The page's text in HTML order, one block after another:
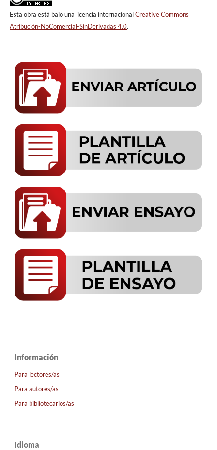
Esta obra está bajo una licencia internacionalCreative Commons
Atribución-NoComercial-SinDerivadas 4.0.
Información
Para lectores/as
Para autores/as
Para bibliotecarios/as
Idioma